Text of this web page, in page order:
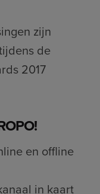
zijn
de
2017
en offline
in kaart